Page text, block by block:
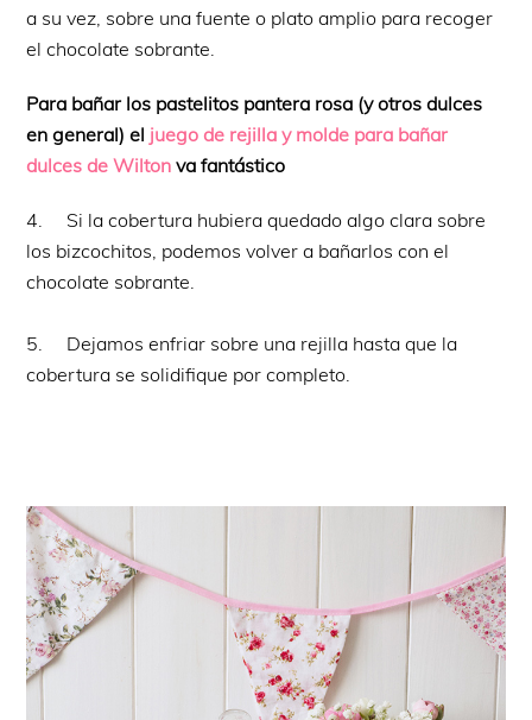
a su vez, sobre una fuente o plato amplio para recoger
el chocolate sobrante.
Para bañar los pastelitos pantera rosa (y otros dulces
en general) el juego de rejilla y molde para bañar
dulces de Wilton va fantástico
4. Si la cobertura hubiera quedado algo clara sobre
los bizcochitos, podemos volver a bañarlos con el
chocolate sobrante.
5. Dejamos enfriar sobre una rejilla hasta que la
cobertura se solidifique por completo.